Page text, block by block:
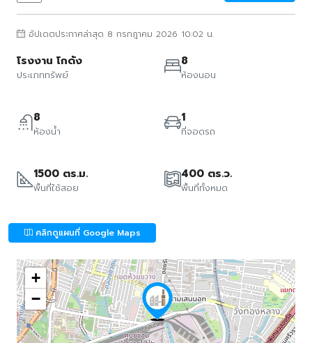
อัปเดตประกาศล่าสุด 8 กรกฎาคม 2026 10:02 น.
โรงงาน โกดัง
ประเภททรัพย์
8
ห้องนอน
8
ห้องน้ำ
1
ที่จอดรถ
1500 ตร.ม.
พื้นที่ใช้สอย
400 ตร.ว.
พื้นที่ทั้งหมด
คลิกดูแผนที่ Google Maps
+
−